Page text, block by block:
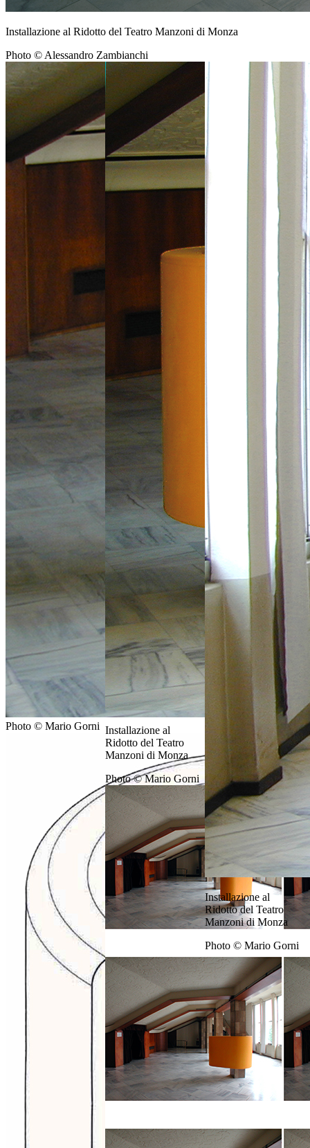
Installazione al Ridotto del Teatro Manzoni di Monza
Photo © Alessandro Zambianchi
Photo © Mario Gorni Installazione al
Ridotto del Teatro
Manzoni di Monza
Photo © Mario Gorni
Installazione al
Ridotto del Teatro
Manzoni di Monza
Photo © Mario Gorni